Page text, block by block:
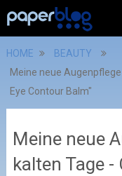
HOME
BEAUTY
Meine neue
Eye Contour Balm"
Meine neue
kalten Tage -